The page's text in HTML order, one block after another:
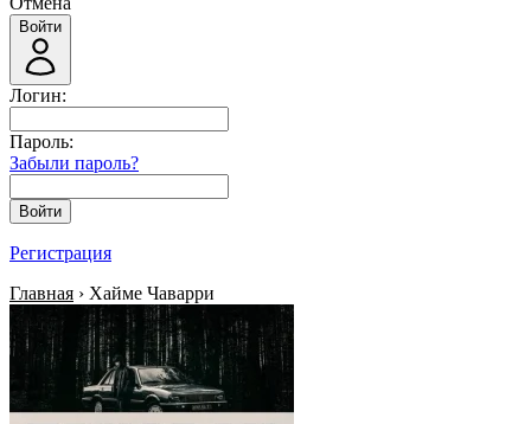
Войти
Логин:
Пароль:
Забыли пароль?
Войти
Регистрация
Главная › Хайме Чаварри